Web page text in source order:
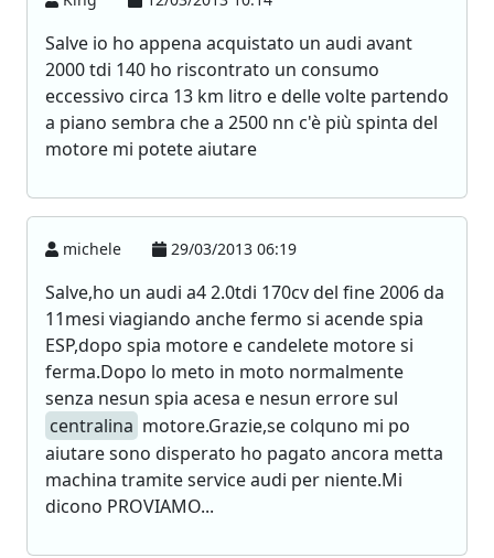
Salve io ho appena acquistato un audi avant
2000 tdi 140 ho riscontrato un consumo
eccessivo circa 13 km litro e delle volte partendo
a piano sembra che a 2500 nn c'è più spinta del
motore mi potete aiutare
michele 29/03/2013 06:19
Salve,ho un audi a4 2.0tdi 170cv del fine 2006 da
11mesi viagiando anche fermo si acende spia
ESP,dopo spia motore e candelete motore si
ferma.Dopo lo meto in moto normalmente
senza nesun spia acesa e nesun errore sul
centralina motore.Grazie,se colquno mi po
aiutare sono disperato ho pagato ancora metta
machina tramite service audi per niente.Mi
dicono PROVIAMO...